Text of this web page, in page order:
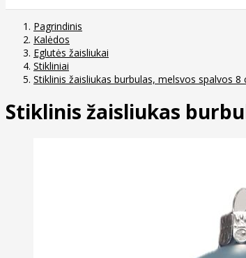
Pagrindinis
Kalėdos
Eglutės žaisliukai
Stikliniai
Stiklinis žaisliukas burbulas, melsvos spalvos 8
Stiklinis žaisliukas